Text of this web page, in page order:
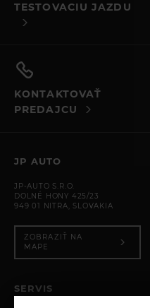
TESTOVACIU JAZDU
KONTAKTOVAŤ
PREDAJCU
JP AUTO
JP-AUTO S.R.O.
DOLNÉ HONY 425/23
949 01 NITRA, SLOVAKIA
ZOBRAZIŤ NA
MAPE
SERVIS